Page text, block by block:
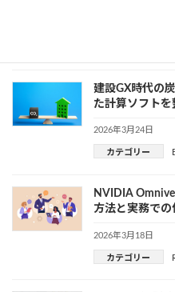
建設GX時代の
た計算ソフトを
2026年3月24日
カテゴリー
NVIDIA
方法と実務での
2026年3月18日
カテゴリー